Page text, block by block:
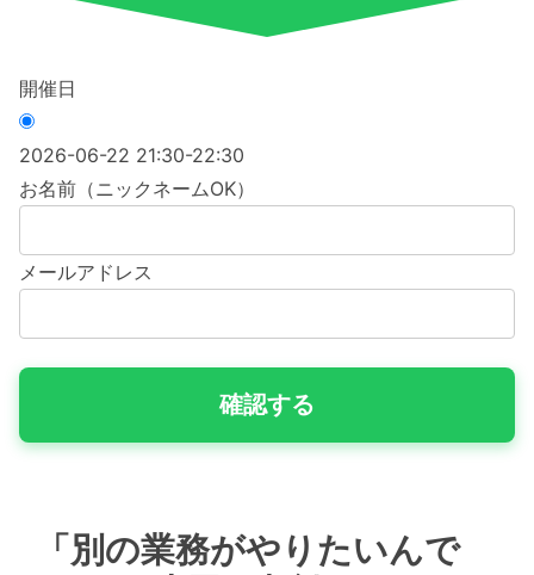
開催日
2026-06-22 21:30-22:30
お名前（ニックネームOK）
メールアドレス
「別の業務がやりたいんで